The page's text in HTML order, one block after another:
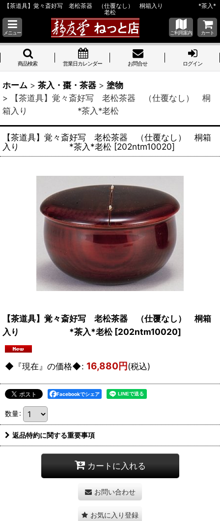
【茶道具】覚々斎好写 老松茶器 （仕覆なし） 桐箱入り *茶入*
老松
メニュー ご利用案内 カート
商品検索 営業日カレンダー お問合せ ログイン
ホーム > 茶入・棗・茶器 > 塗物
>
【茶道具】覚々斎好写 老松茶器 （仕覆なし） 桐
箱入り *茶入*老松
【茶道具】覚々斎好写 老松茶器 （仕覆なし） 桐箱
入り *茶入*老松 [202ntm10020]
【茶道具】覚々斎好写 老松茶器 （仕覆なし） 桐箱
入り *茶入*老松 [202ntm10020]
◆『現在』の価格◆: 16,880円(税込)
Facebookでシェア
数量:
返品特約に関する重要事項
カートに入れる
お問い合わせ
お気に入り登録